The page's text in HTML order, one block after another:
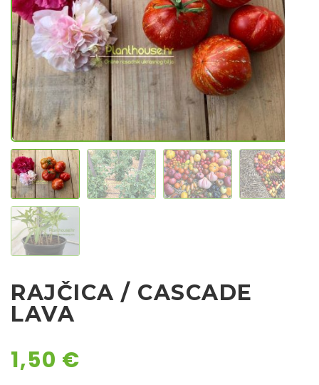
UKRASNE TRAVE
HORTENZIJE
LJEKOVITO I ZAČINSKO
VOĆE / BOBIČASTO VOĆE
Sjeme
Sjeme povrća
Rajčice
Chili
Ostalo sjeme
RAJČICA / CASCADE
LAVA
1,50 €